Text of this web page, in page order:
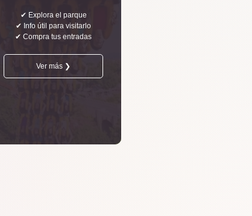
✔ Explora el parque
✔ Info útil para visitarlo
✔ Compra tus entradas
Ver más ❯